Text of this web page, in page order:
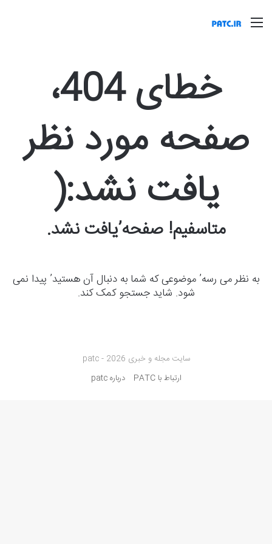
منو
خطای 404،
صفحه مورد نظر
یافت نشد:(
متاسفیم! صفحه’یافت نشد.
به نظر می رسه’ موضوعی که شما به دنبال آن هستید’ پیدا نمی
شود. شاید جستجو کمک کند.
سایت مجله و خبری patc - 2026
ارتباط با PATC
درباره patc